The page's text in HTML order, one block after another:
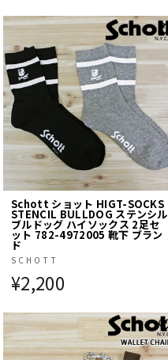
Schott ショット HIGT-SOCKS
STENCIL BULLDOG ステンシル
ブルドッグ ハイソックス 2足セ
ット 782-4972005 靴下 ブラン
ド
SCHOTT
¥2,200